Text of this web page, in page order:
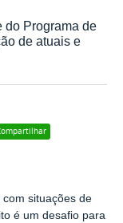
do Programa de
de atuais e
carrossel de imagens
com situações de
é um desafio para